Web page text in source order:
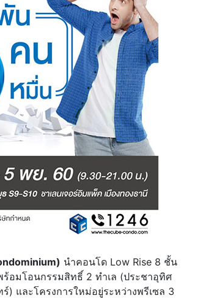
นำคอนโด Low Rise 8 ชั้น
ร้อมโอนกรรมสิทธิ์ 2 ทำเล (ประชาอุทิศ
) และโครงการใหม่อยู่ระหว่างพรีเซล 3